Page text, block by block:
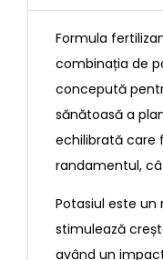
Formula
combinația de
concepută
sănătoasă a
echilibrată care
randamentul,
Potasiul este
stimulează
având un